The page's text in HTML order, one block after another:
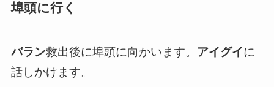
埠頭に行く
バラン救出後に埠頭に向かいます。 アイグイに
話しかけます。